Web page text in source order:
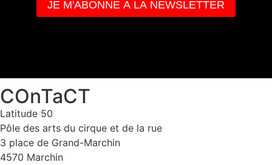
COnTaCT
Latitude 50
Pôle des arts du cirque et de la rue
3 place de Grand-Marchin
4570 Marchin